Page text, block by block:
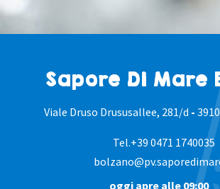
Sapore Di Mare
Viale Druso Drususallee, 281/d -
Tel.+39 0471 1740035
oggi apre alle 09:00